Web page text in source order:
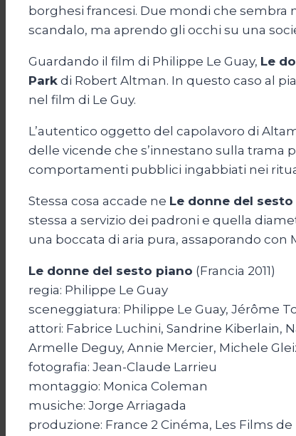
borghesi francesi. Due mondi che sembra
scandalo, ma aprendo gli occhi su una
Guardando il film di Philippe Le Guay, Le
Park di Robert Altman. In questo caso al
nel film di Le Guy.
L’autentico oggetto del capolavoro di
delle vicende che s’innestano sulla trama
comportamenti pubblici ingabbiati nei
Stessa cosa accade ne Le donne del
stessa a servizio dei padroni e quella
una boccata di aria pura, assaporando con
Le donne del sesto piano (Francia 2011)
regia: Philippe Le Guay
sceneggiatura: Philippe Le Guay, Jérôme
attori: Fabrice Luchini, Sandrine Kiberlain,
Armelle Deguy, Annie Mercier, Michele
fotografia: Jean-Claude Larrieu
montaggio: Monica Coleman
musiche: Jorge Arriagada
produzione: France 2 Cinéma, Les Films de